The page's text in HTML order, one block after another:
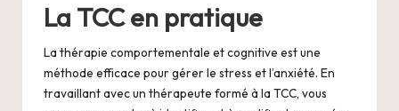
La TCC en pratique
La thérapie comportementale et cognitive est une
méthode efficace pour gérer le stress et l’anxiété. En
travaillant avec un thérapeute formé à la TCC, vous